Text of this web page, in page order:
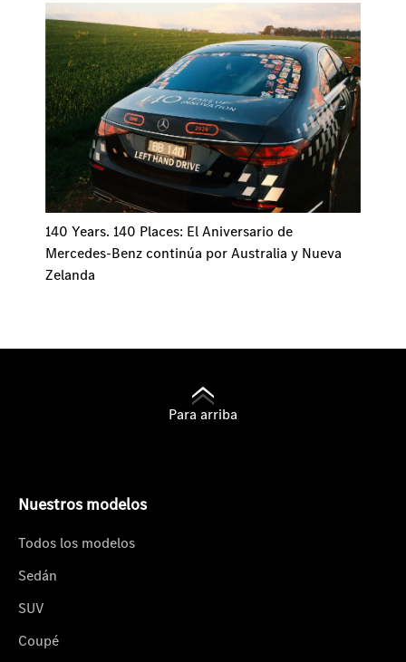
140 Years. 140 Places: El Aniversario de
Mercedes-Benz continúa por Australia y Nueva
Zelanda
Para arriba
Nuestros modelos
Todos los modelos
Sedán
SUV
Coupé